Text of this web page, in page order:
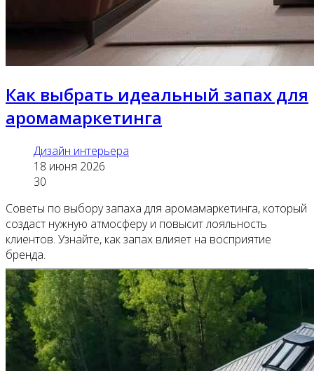
Как выбрать идеальный запах для
аромамаркетинга
Дизайн интерьера
18 июня 2026
30
Советы по выбору запаха для аромамаркетинга, который
создаст нужную атмосферу и повысит лояльность
клиентов. Узнайте, как запах влияет на восприятие
бренда.